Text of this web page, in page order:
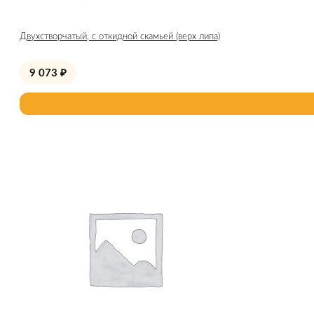
Двухстворчатый, с откидной скамьей (верх липа)
9 073 ₽